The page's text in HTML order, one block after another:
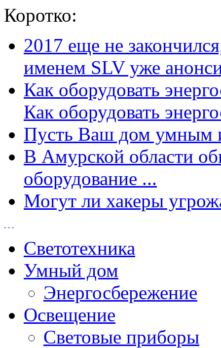
Коротко:
2017 еще не
именем SLV уже
Как оборудовать
Как оборудовать
Пусть Ваш дом умным
В Амурской области
оборудование ...
Могут ли хакеры
Светотехника
Умный дом
Энергосбережение
Освещение
Световые приборы